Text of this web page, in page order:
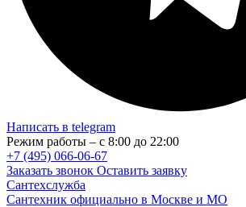
Написать в telegram
Режим работы – с 8:00 до 22:00
+7 (495) 066-06-67
Заказать звонок Оставить заявку
Сантехслужба
Сантехник официально в Москве и МО